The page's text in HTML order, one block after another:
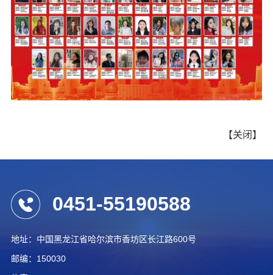
【关闭 】
0451-55190588
地址：中国黑龙江省哈尔滨市香坊区长江路600号
邮编：150030